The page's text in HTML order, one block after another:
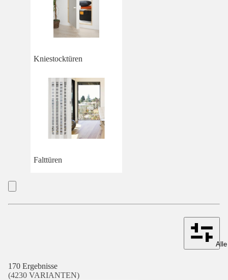
Kniestocktüren
Falttüren
170 Ergebnisse
(4230 VARIANTEN)